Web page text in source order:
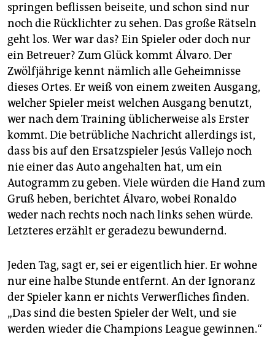
springen beflissen beiseite, und schon sind nur
noch die Rücklichter zu sehen. Das große Rätseln
geht los. Wer war das? Ein Spieler oder doch nur
ein Betreuer? Zum Glück kommt Álvaro. Der
Zwölfjährige kennt nämlich alle Geheimnisse
dieses Ortes. Er weiß von einem zweiten Ausgang,
welcher Spieler meist welchen Ausgang benutzt,
wer nach dem Training üblicherweise als Erster
kommt. Die betrübliche Nachricht allerdings ist,
dass bis auf den Ersatzspieler Jesús Vallejo noch
nie einer das Auto angehalten hat, um ein
Autogramm zu geben. Viele würden die Hand zum
Gruß heben, berichtet Álvaro, wobei Ronaldo
weder nach rechts noch nach links sehen würde.
Letzteres erzählt er geradezu bewundernd.
Jeden Tag, sagt er, sei er eigentlich hier. Er wohne
nur eine halbe Stunde entfernt. An der Ignoranz
der Spieler kann er nichts Verwerfliches finden.
„Das sind die besten Spieler der Welt, und sie
werden wieder die Champions League gewinnen.“